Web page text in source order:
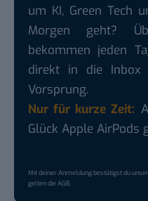
um KI, Green Tech
Morgen geht?
bekommen jeden
direkt in die Inbox
Vorsprung.
Nur für kurze Zeit:
Glück Apple AirPods
Mit deiner Anmeldung bestätigst du
gelten dieAGB.